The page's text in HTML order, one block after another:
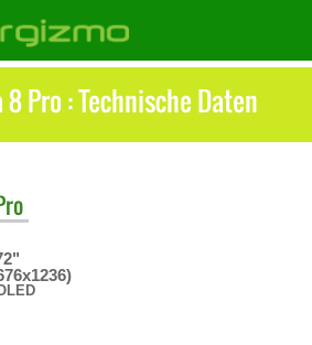
Pro : Technische Daten